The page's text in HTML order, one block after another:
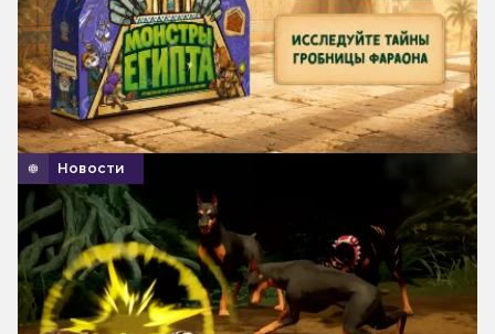
Новости